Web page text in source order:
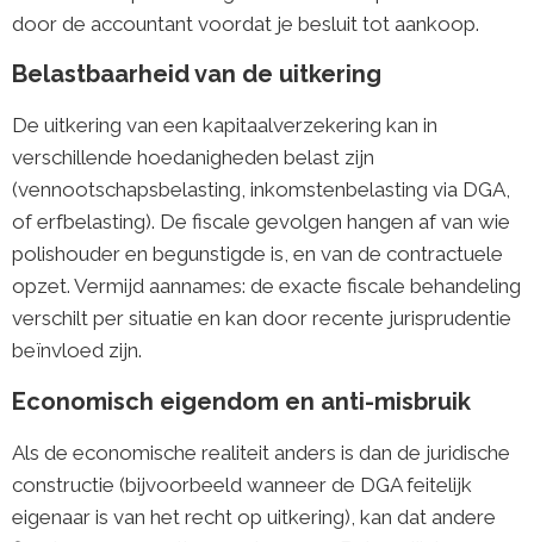
door de accountant voordat je besluit tot aankoop.
Belastbaarheid van de uitkering
De uitkering van een kapitaalverzekering kan in
verschillende hoedanigheden belast zijn
(vennootschapsbelasting, inkomstenbelasting via DGA,
of erfbelasting). De fiscale gevolgen hangen af van wie
polishouder en begunstigde is, en van de contractuele
opzet. Vermijd aannames: de exacte fiscale behandeling
verschilt per situatie en kan door recente jurisprudentie
beïnvloed zijn.
Economisch eigendom en anti-misbruik
Als de economische realiteit anders is dan de juridische
constructie (bijvoorbeeld wanneer de DGA feitelijk
eigenaar is van het recht op uitkering), kan dat andere